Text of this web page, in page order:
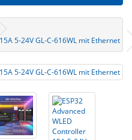
5-24V GL-C-616WL mit Ethernet